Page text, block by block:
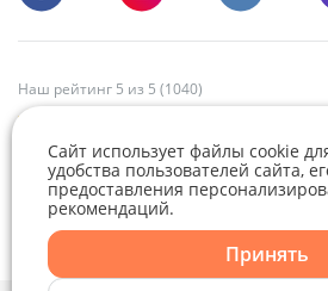
Telegram
Наш рейтинг 5 из 5 (1040)
Сайт использует файлы cookie
удобства пользователей сайта,
предоставления
рекомендаций.
Принять